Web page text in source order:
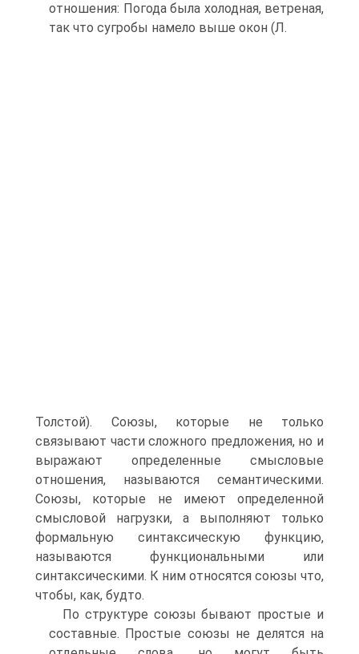
отношения: Погода была холодная, ветреная,
так что сугробы намело выше окон (Л.
Толстой). Союзы, которые не только
связывают части сложного предложения, но и
выражают определенные смысловые
отношения, называются семантическими.
Союзы, которые не имеют определенной
смысловой нагрузки, а выполняют только
формальную синтаксическую функцию,
называются функциональными или
синтаксическими. К ним относятся союзы что,
чтобы, как, будто.
По структуре союзы бывают простые и
составные. Простые союзы не делятся на